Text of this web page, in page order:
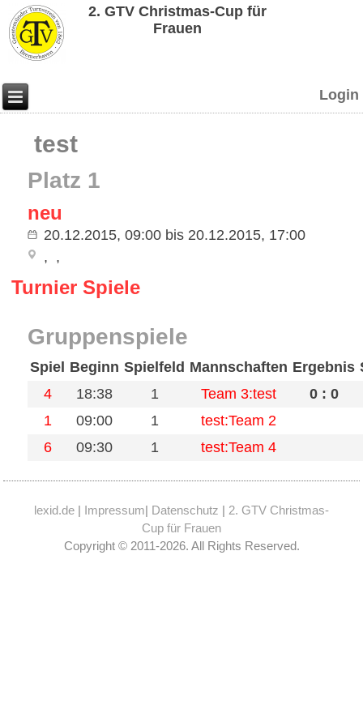
2. GTV Christmas-Cup für
Frauen
Login
test
Platz 1
neu
20.12.2015, 09:00 bis 20.12.2015, 17:00
Turnier Spiele
Gruppenspiele
Spiel Beginn Spielfeld Mannschaften Ergebnis
4
18:38 1 Team 3:test
0 : 0
1
09:00 1
test:Team 2
6
09:30 1 test:Team 4
lexid.de | Impressum| Datenschutz | 2. GTV Christmas-
Cup für Frauen
Copyright © 2011-2026. All Rights Reserved.